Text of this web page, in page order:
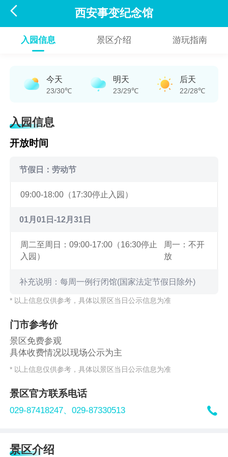
 西安事变纪念馆
入园信息 景区介绍 游玩指南
今天
23/30℃
明天
23/29℃
后天
22/28℃
入园信息
开放时间
节假日：劳动节
09:00-18:00（17:30停止入园）
01月01日-12月31日
周二至周日：09:00-17:00（16:30停止
入园）
周一：不开
放
补充说明：每周一例行闭馆(国家法定节假日除外)
* 以上信息仅供参考，具体以景区当日公示信息为准
门市参考价
景区免费参观
具体收费情况以现场公示为主
* 以上信息仅供参考，具体以景区当日公示信息为准
景区官方联系电话
029-87418247、029-87330513 
景区介绍